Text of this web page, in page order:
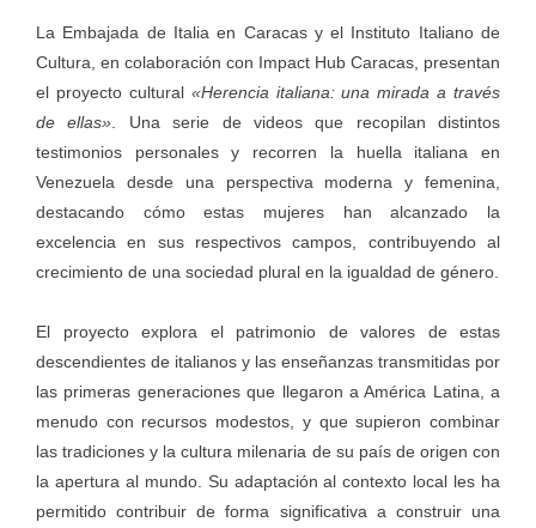
La Embajada de Italia en Caracas y el Instituto Italiano de
Cultura, en colaboración con Impact Hub Caracas, presentan
el proyecto cultural «Herencia italiana: una mirada a través
de ellas» . Una serie de videos que recopilan distintos
testimonios personales y recorren la huella italiana en
Venezuela desde una perspectiva moderna y femenina,
destacando cómo estas mujeres han alcanzado la
excelencia en sus respectivos campos, contribuyendo al
crecimiento de una sociedad plural en la igualdad de género.
El proyecto explora el patrimonio de valores de estas
descendientes de italianos y las enseñanzas transmitidas por
las primeras generaciones que llegaron a América Latina, a
menudo con recursos modestos, y que supieron combinar
las tradiciones y la cultura milenaria de su país de origen con
la apertura al mundo. Su adaptación al contexto local les ha
permitido contribuir de forma significativa a construir una